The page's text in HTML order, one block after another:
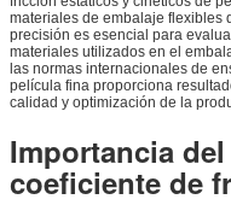
materiales de embalaje flexibles
precisión es esencial para
materiales utilizados en el
las normas internacionales de
película fina proporciona
calidad y optimización de la
Importancia
coeficiente de